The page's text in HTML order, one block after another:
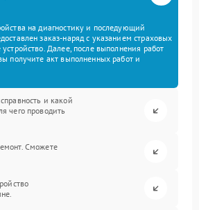
на диагностику и последующий
заказ-наряд с указанием страховых
Далее, после выполнения работ
получите акт выполненных работ и
и какой
чего проводить
Сможете